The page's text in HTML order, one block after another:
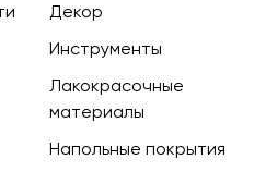
Декор
Инструменты
Лакокрасочные
материалы
Напольные покрытия